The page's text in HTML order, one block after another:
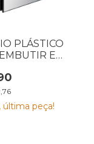
PLÁSTICO
E
PRETO A41-
última peça!